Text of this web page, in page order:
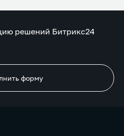
решений Битрикс24
форму